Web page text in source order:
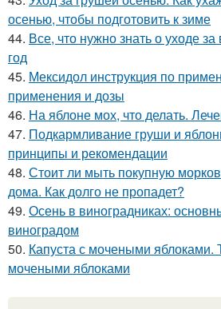
осенью, чтобы подготовить к зиме
44. Все, что нужно знать о уходе
год
45. Мексидол инструкция по
применения и дозы
46. На яблоне мох, что делать.
47. Подкармливание груши и
принципы и рекомендации
48. Стоит ли мыть покупную
дома. Как долго не пропадет?
49. Осень в виноградниках:
виноградом
50. Капуста с мочеными яблоками.
мочеными яблоками